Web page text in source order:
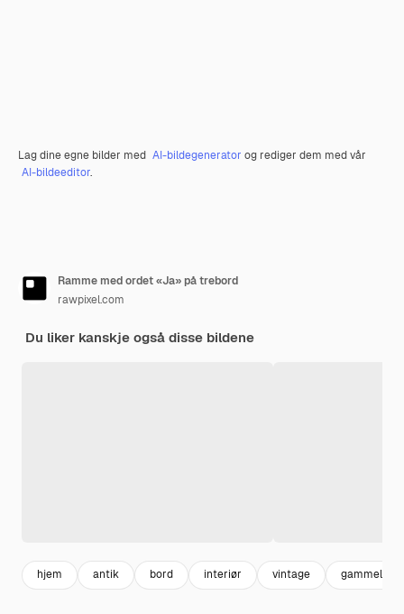
Lag dine egne bilder med AI-bildegenerator og rediger dem med vår
AI-bildeeditor.
Ramme med ordet «Ja» på trebord
rawpixel.com
Du liker kanskje også disse bildene
hjem antik bord interiør vintage gammel